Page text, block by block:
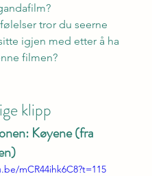
tror du seerne
igjen med etter å ha
filmen?
klipp
Køyene (fra
mCR44ihk6C8?t=115